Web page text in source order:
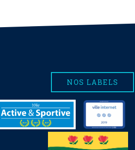
NOS LABELS